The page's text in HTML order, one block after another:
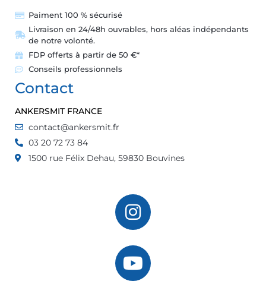
Paiment 100 % sécurisé
Livraison en 24/48h ouvrables, hors aléas indépendants
de notre volonté.
FDP offerts à partir de 50 €*
Conseils professionnels
Contact
ANKERSMIT FRANCE
contact@ankersmit.fr
03 20 72 73 84
1500 rue Félix Dehau, 59830 Bouvines